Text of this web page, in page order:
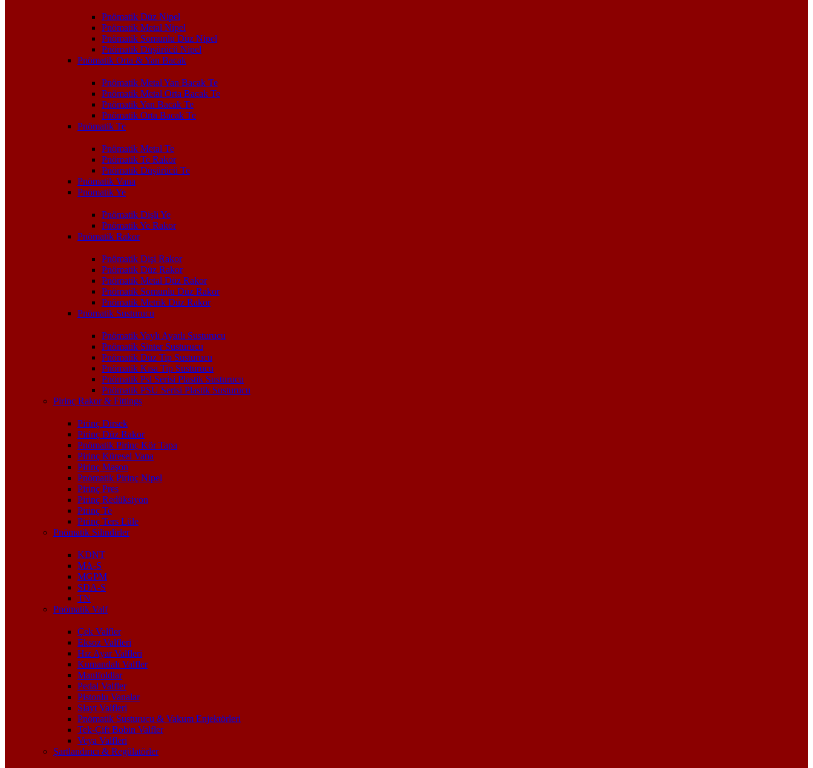
Pnömatik Düz Nipel
Pnömatik Metal Nipel
Pnömatik Somunlu Düz Nipel
Pnömatik Düşürücü Nipel
Pnömatik Orta & Yan Bacak
Pnömatik Metal Yan Bacak Te
Pnömatik Metal Orta Bacak Te
Pnömatik Yan Bacak Te
Pnömatik Orta Bacak Te
Pnömatik Te
Pnömatik Metal Te
Pnömatik Te Rakor
Pnömatik Düşürücü Te
Pnömatik Vana
Pnömatik Ye
Pnömatik Dişli Ye
Pnömatik Ye Rakor
Pnömatik Rakor
Pnömatik Dişi Rakor
Pnömatik Düz Rakor
Pnömatik Metal Düz Rakor
Pnömatik Somunlu Düz Rakor
Pnömatik Metrik Düz Rakor
Pnömatik Susturucu
Pnömatik Yaylı Ayarlı Susturucu
Pnömatik Sinter Susturucu
Pnömatik Düz Tip Susturucu
Pnömatik Kısa Tip Susturucu
Pnömatik Psl Serisi Plastik Susturucu
Pnömatik PSU Serisi Plastik Susturucu
Pirinç Rakor & Fittings
Pirinç Dirsek
Pirinç Düz Rakor
Pnömatik Pirinç Kör Tapa
Pirinç Küresel Vana
Pirinç Maşon
Pnömatik Pirinç Nipel
Pirinç Pres
Pirinç Redüksiyon
Pirinç Te
Pirinç Ters Lüle
Pnömatik Silindirler
KDNT
MA-S
MGPM
SDA-S
TN
Pnömatik Valf
Çek Valfler
Eksoz Valfleri
Hız Ayar Valfleri
Kumandalı Valfler
Manifoldlar
Pedal Valfler
Pistonlu Vanalar
Slayt Valfleri
Pnömatik Susturucu & Vakum Enjektörleri
Tek-Çift Bobin Valfler
Veya Valfleri
Şartlandırıcı & Regülatörler